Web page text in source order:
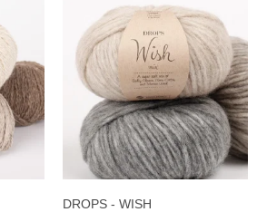
DROPS - WISH